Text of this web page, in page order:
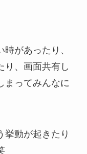
があったり、
り、画面共有し
まってみんなに
挙動が起きたり